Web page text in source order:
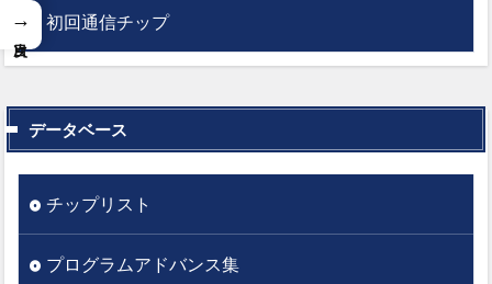
初回通信チップ
データベース
チップリスト
プログラムアドバンス集
→